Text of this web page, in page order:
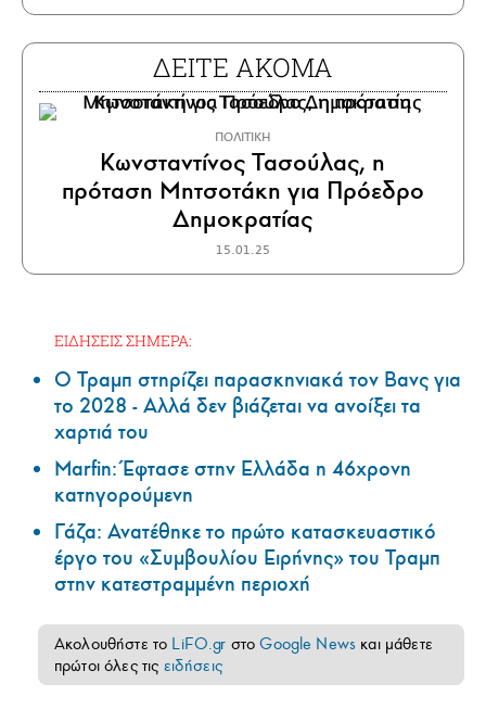
ΔΕΙΤΕ ΑΚΟΜΑ
ΠΟΛΙΤΙΚΗ
Κωνσταντίνος Τασούλας, η
πρόταση Μητσοτάκη για Πρόεδρο
Δημοκρατίας
15.01.25
ΕΙΔΗΣΕΙΣ ΣΗΜΕΡΑ:
Ο Τραμπ στηρίζει παρασκηνιακά τον Βανς για
το 2028 - Αλλά δεν βιάζεται να ανοίξει τα
χαρτιά του
Marfin: Έφτασε στην Ελλάδα η 46χρονη
κατηγορούμενη
Γάζα: Ανατέθηκε το πρώτο κατασκευαστικό
έργο του «Συμβουλίου Ειρήνης» του Τραμπ
στην κατεστραμμένη περιοχή
Ακολουθήστε το LiFO.gr στοGoogle News και μάθετε
πρώτοι όλες τις ειδήσεις